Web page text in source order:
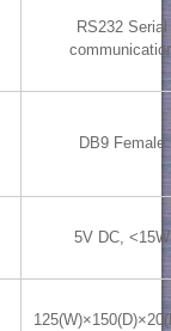
RS232 Serial
DB9 Female
5V DC, <15W